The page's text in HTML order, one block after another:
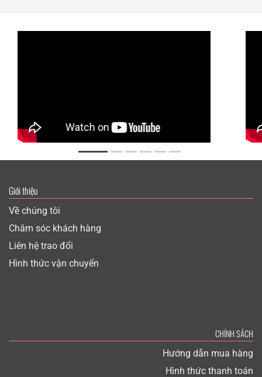
Giới thiệu
Về chúng tôi
Chăm sóc khách hàng
Liên hệ trao đổi
Hình thức vận chuyển
CHÍNH SÁCH
Hướng dẫn mua hàng
Hình thức thanh toán